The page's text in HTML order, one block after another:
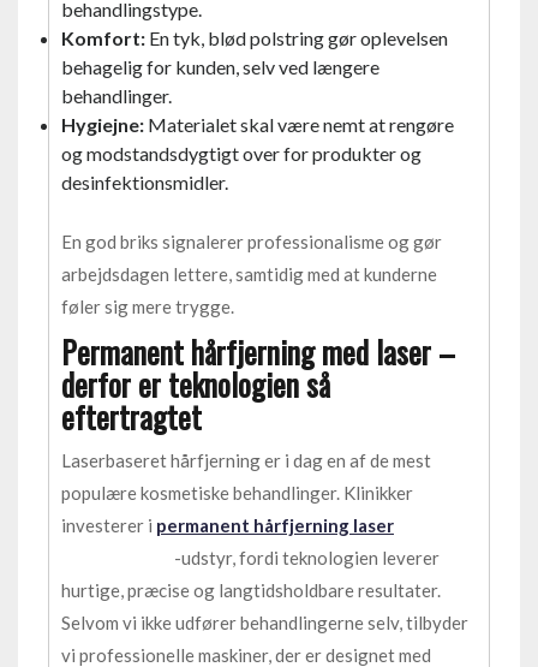
behandlingstype.
Komfort: En tyk, blød polstring gør oplevelsen
behagelig for kunden, selv ved længere
behandlinger.
Hygiejne: Materialet skal være nemt at rengøre
og modstandsdygtigt over for produkter og
desinfektionsmidler.
En god briks signalerer professionalisme og gør
arbejdsdagen lettere, samtidig med at kunderne
føler sig mere trygge.
Permanent hårfjerning med laser –
derfor er teknologien så
eftertragtet
Laserbaseret hårfjerning er i dag en af de mest
populære kosmetiske behandlinger. Klinikker
investerer i permanent hårfjerning laser
-udstyr, fordi teknologien leverer
hurtige, præcise og langtidsholdbare resultater.
Selvom vi ikke udfører behandlingerne selv, tilbyder
vi professionelle maskiner, der er designet med